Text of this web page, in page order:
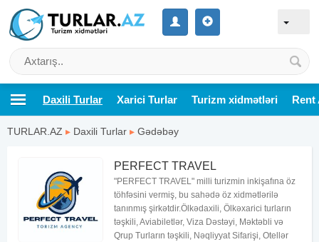
Daxili Turlar Xarici Turlar Turizm xidmətləri Rent
TURLAR.AZ ▸ Daxili Turlar ▸ Gədəbəy
PERFECT TRAVEL
"PERFECT TRAVEL" milli turizmin inkişafına öz
töhfəsini vermiş, bu sahədə öz xidmətlərilə
tanınmış şirkətdir.Ölkədaxili, Ölkəxarici turların
təşkili, Aviabiletlər, Viza Dəstəyi, Məktəbli və
Qrup Turların təşkili, Nəqliyyat Sifarişi, Otellər